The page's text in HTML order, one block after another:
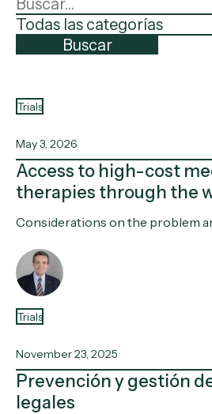
Buscar
Trials
May 3, 2026
Access to high-cost
therapies through the
Considerations on the problem
Trials
November 23, 2025
Prevención y gestión
legales